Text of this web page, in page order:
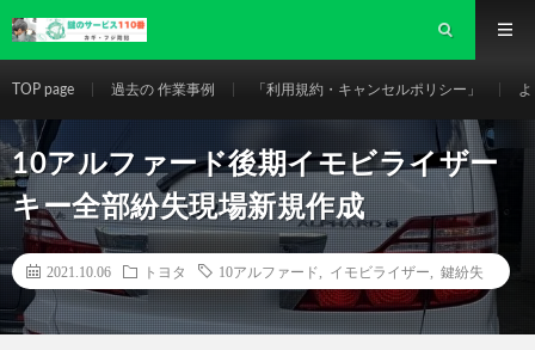
TOP page 過去の 作業事例 「利用規約・キャンセルポリシー」
10アルファード後期イモビライザー
キー全部紛失現場新規作成
2021.10.06 トヨタ 10アルファード イモビライザー 鍵紛失